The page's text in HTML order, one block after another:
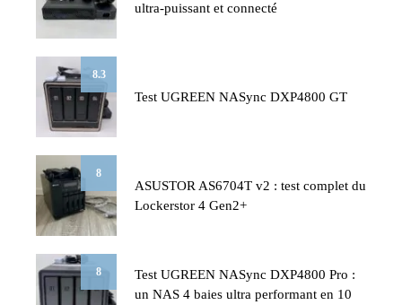
ultra-puissant et connecté
8.3
Test UGREEN NASync DXP4800 GT
8
ASUSTOR AS6704T v2 : test complet du
Lockerstor 4 Gen2+
8
Test UGREEN NASync DXP4800 Pro :
un NAS 4 baies ultra performant en 10